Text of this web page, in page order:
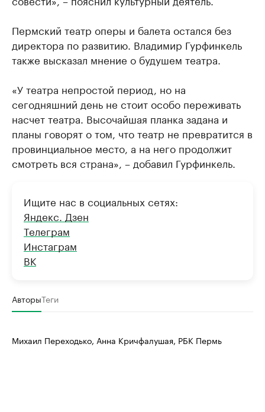
Пермский театр оперы и балета остался без
директора по развитию. Владимир Гурфинкель
также высказал мнение о будушем театра.
«У театра непростой период, но на
сегодняшний день не стоит особо переживать
насчет театра. Высочайшая планка задана и
планы говорят о том, что театр не превратится в
провинциальное место, а на него продолжит
смотреть вся страна», – добавил Гурфинкель.
Ищите нас в социальных сетях:
Яндекс. Дзен
Телеграм
Инстаграм
ВК
АвторыТеги
Михаил Переходько, Анна Кричфалушая, РБК Пермь